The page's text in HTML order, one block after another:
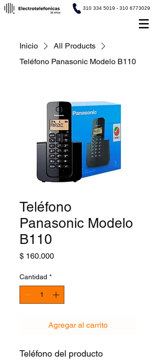
310 334 5019 - 310 6773029
Inicio
All Products
Teléfono Panasonic Modelo B110
Teléfono
Panasonic Modelo
B110
$ 160.000Precio
Cantidad *
Agregar al carrito
Teléfono del producto